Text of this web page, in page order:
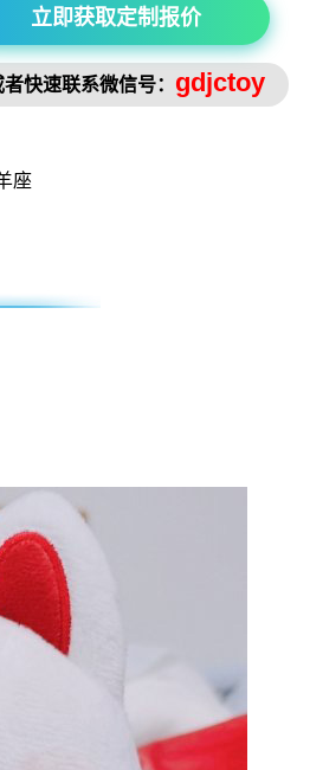
立即获取定制报价
者快速联系微信号： gdjctoy
座